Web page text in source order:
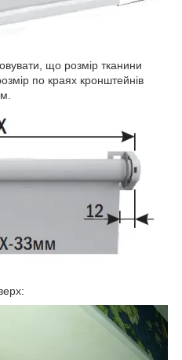
що розмір тканини
по краях кронштейнів